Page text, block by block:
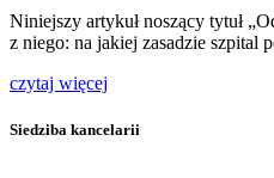
Niniejszy artykuł noszący tytuł
z niego: na jakiej zasadzie szpital
czytaj więcej
Siedziba kancelarii